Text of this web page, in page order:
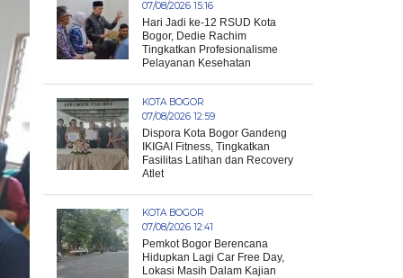
07/08/2026 15:16
Hari Jadi ke-12 RSUD Kota
Bogor, Dedie Rachim
Tingkatkan Profesionalisme
Pelayanan Kesehatan
KOTA BOGOR
07/08/2026 12:59
Dispora Kota Bogor Gandeng
IKIGAI Fitness, Tingkatkan
Fasilitas Latihan dan Recovery
Atlet
KOTA BOGOR
07/08/2026 12:41
Pemkot Bogor Berencana
Hidupkan Lagi Car Free Day,
Lokasi Masih Dalam Kajian